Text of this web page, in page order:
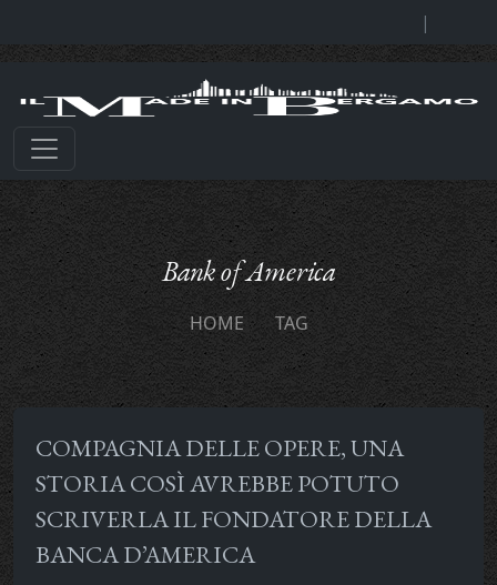
|
Bank of America
HOME TAG
COMPAGNIA DELLE OPERE, UNA
STORIA COSÌ AVREBBE POTUTO
SCRIVERLA IL FONDATORE DELLA
BANCA D’AMERICA